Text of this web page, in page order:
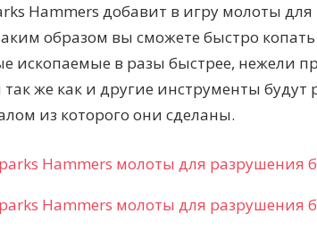
Hammers добавит в игру молоты
образом вы сможете быстро
ископаемые в разы быстрее, нежели
же как и другие инструменты будут
из которого они сделаны.